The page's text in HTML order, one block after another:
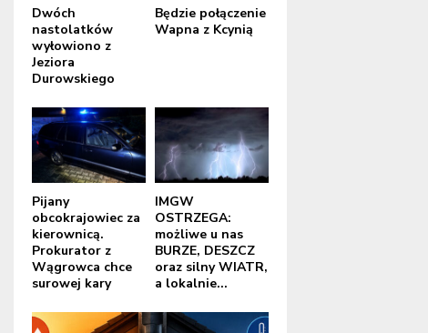
Dwóch
nastolatków
wyłowiono z
Jeziora
Durowskiego
Będzie połączenie
Wapna z Kcynią
Pijany
obcokrajowiec za
kierownicą.
Prokurator z
Wągrowca chce
surowej kary
IMGW
OSTRZEGA:
możliwe u nas
BURZE, DESZCZ
oraz silny WIATR,
a lokalnie...